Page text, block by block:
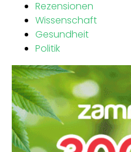
Rezensionen
Wissenschaft
Gesundheit
Politik